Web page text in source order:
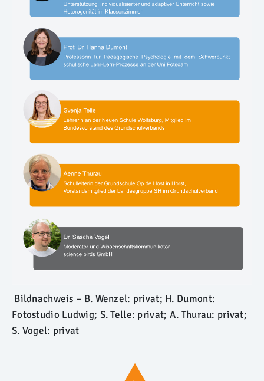
Bildnachweis – B. Wenzel: privat; H. Dumont:
Fotostudio Ludwig; S. Telle: privat; A. Thurau: privat;
S. Vogel: privat